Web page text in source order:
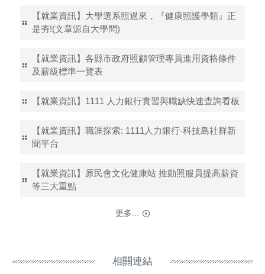
【就業資訊】大學選系照過來，『健康照護學類』正
是夯!(文章源自大學問)
【就業資訊】各縣市政府照顧管理專員進用資格條件
及薪級標準一覽表
【就業資訊】1111 人力銀行實習與職缺快速查詢看板
【就業資訊】職涯探索: 1111人力銀行-科技島社群新
聞平台
【就業資訊】原民會文化健康站 推動照服員提高薪資
等三大重點
更多...
相關連結